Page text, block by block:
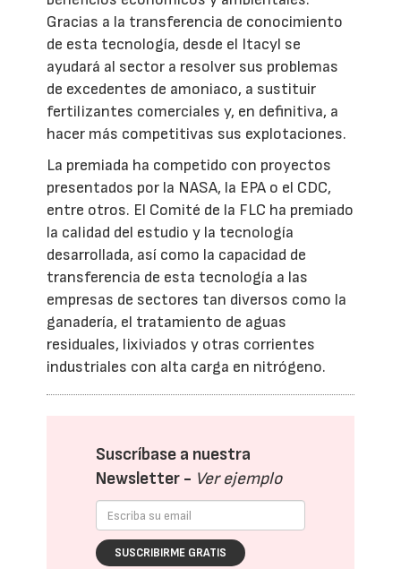
Gracias a la transferencia de conocimiento
de esta tecnología, desde el Itacyl se
ayudará al sector a resolver sus problemas
de excedentes de amoniaco, a sustituir
fertilizantes comerciales y, en definitiva, a
hacer más competitivas sus explotaciones.
La premiada ha competido con proyectos
presentados por la NASA, la EPA o el CDC,
entre otros. El Comité de la FLC ha premiado
la calidad del estudio y la tecnología
desarrollada, así como la capacidad de
transferencia de esta tecnología a las
empresas de sectores tan diversos como la
ganadería, el tratamiento de aguas
residuales, lixiviados y otras corrientes
industriales con alta carga en nitrógeno.
Suscríbase a nuestra
Newsletter - Ver ejemplo
SUSCRIBIRME GRATIS